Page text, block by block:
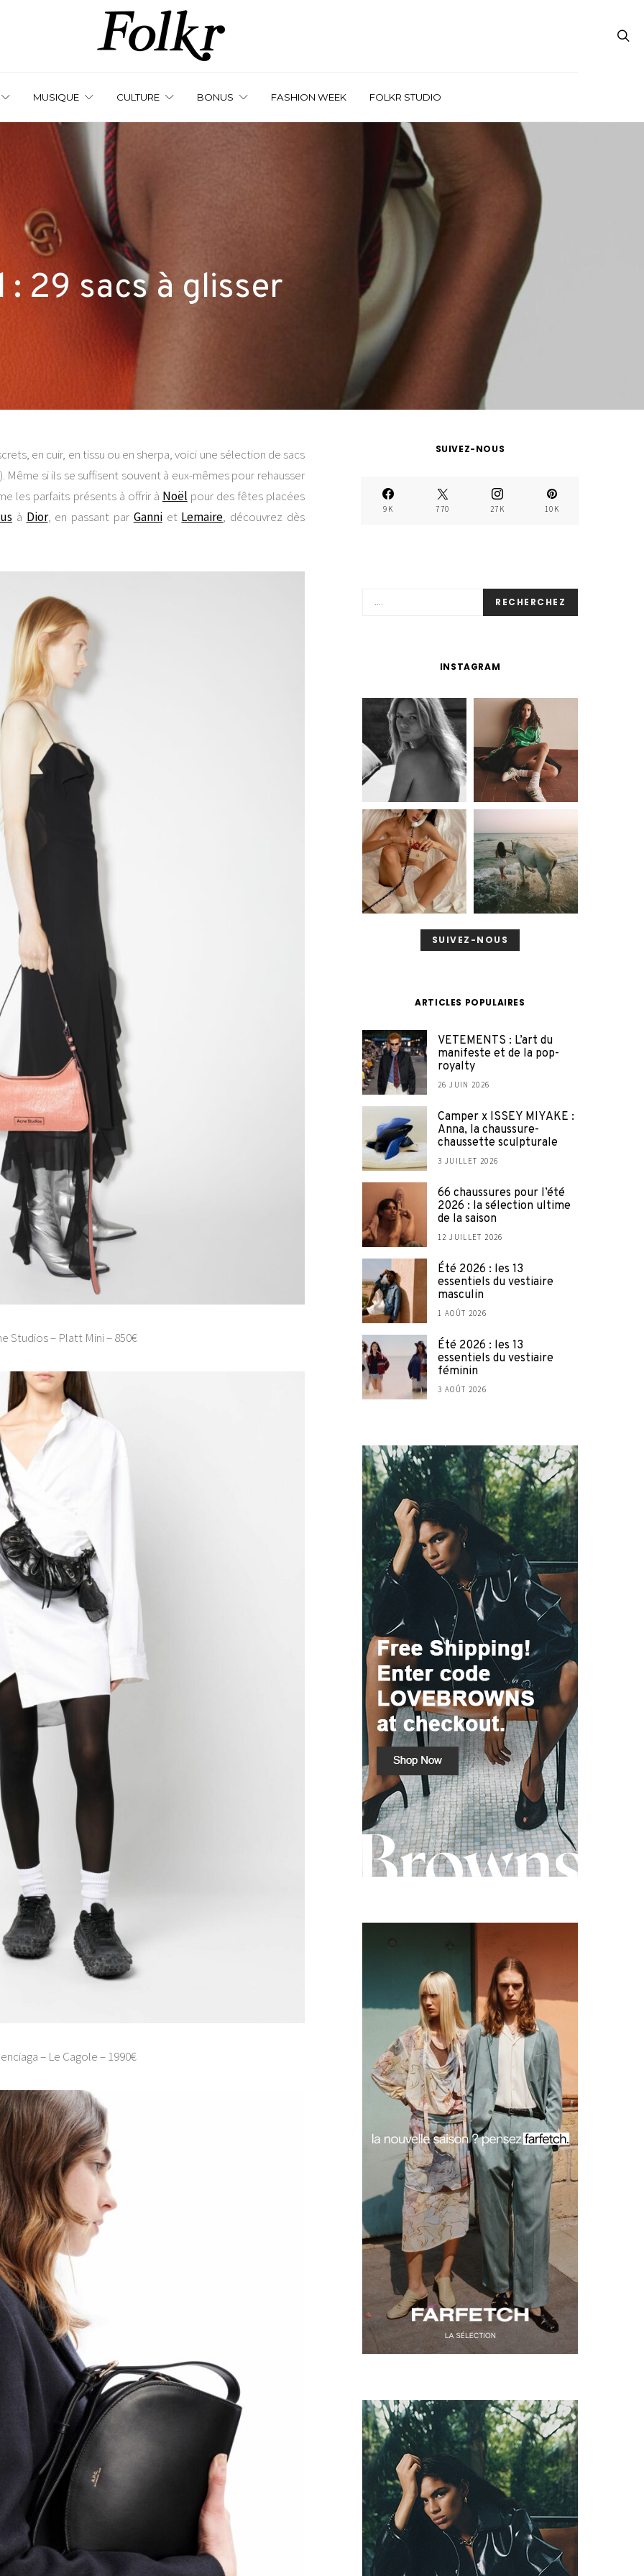
MUSIQUE CULTURE BONUS FASHION WEEK FOLKR STUDIO
29 sacs à glisser
en cuir, en tissu ou en sherpa, voici une sélection de sacs
Même si ils se suffisent souvent à eux-mêmes pour rehausser
les parfaits présents à offrir à Noël pour des fêtes placées
à Dior, en passant par Ganniet Lemaire, découvrez dès
Studios – Platt Mini – 850€
– Le Cagole – 1990€
SUIVEZ-NOUS
9K 770 27K 10K
RECHERCHEZ
INSTAGRAM
SUIVEZ-NOUS
ARTICLES POPULAIRES
VETEMENTS : L’art du
manifeste et de la pop-
royalty
26 JUIN 2026
Camper x ISSEY MIYAKE :
Anna, la chaussure-
chaussette sculpturale
3 JUILLET 2026
66 chaussures pour l’été
2026 : la sélection ultime
de la saison
12 JUILLET 2026
Été 2026 : les 13
essentiels du vestiaire
masculin
1 AOÛT 2026
Été 2026 : les 13
essentiels du vestiaire
féminin
3 AOÛT 2026